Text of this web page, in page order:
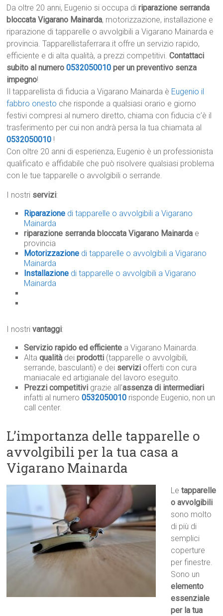
Da oltre 20 anni, Eugenio si occupa diriparazione serranda
bloccata Vigarano Mainarda, motorizzazione, installazione e
riparazione di tapparelle o avvolgibili a Vigarano Mainarda e
provincia. Tapparellistaferrara.it offre un servizio rapido,
efficiente e di alta qualità, a prezzi competitivi.Contattaci
subito al numero0532050010 per un preventivo senza
impegno!
Il tapparellista di fiducia a Vigarano Mainarda è Eugenio il
fabbro onesto che risponde a qualsiasi orario e giorno
festivi compresi al numero diretto, chiama con fiducia c’è il
trasferimento per cui non andrà persa la tua chiamata al
0532050010 !
Con oltre 20 anni di esperienza, Eugenio è un professionista
qualificato e affidabile che può risolvere qualsiasi problema
con le tue tapparelle o avvolgibili o serrande.
I nostri servizi:
Riparazione di tapparelle o avvolgibili a Vigarano
Mainarda
riparazione serranda bloccata Vigarano Mainarda e
provincia
Motorizzazione di tapparelle o avvolgibili a Vigarano
Mainarda
Installazione di tapparelle o avvolgibili a Vigarano
Mainarda
I nostrivantaggi:
Servizio rapido ed efficiente a Vigarano Mainarda.
Altaqualità deiprodotti (tapparelle o avvolgibili,
serrande, basculanti) e dei servizi offerti con cura
maniacale ed artigianale del lavoro eseguito.
Prezzi competitivi grazie all’assenza di intermediari
infatti al numero0532050010 risponde Eugenio, non un
call center.
L’importanza delle tapparelle o
avvolgibili per la tua casa a
Vigarano Mainarda
Letapparelle
o avvolgibili
sono molto
di più di
semplici
coperture
per finestre.
Sono un
elemento
essenziale
per la tua